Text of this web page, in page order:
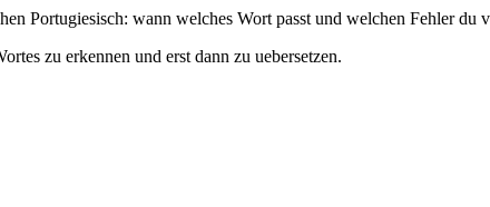
Portugiesisch: wann welches Wort passt und welchen Fehler du
zu erkennen und erst dann zu uebersetzen.